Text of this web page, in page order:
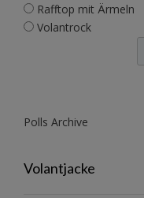
Rafftop mit Ärmeln
Volantrock
Polls Archive
Volantjacke